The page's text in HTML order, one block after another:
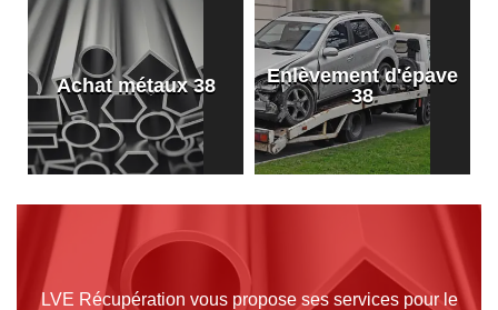
Achat métaux 38
Enlèvement d'épave
38
LVE Récupération vous propose ses services pour le